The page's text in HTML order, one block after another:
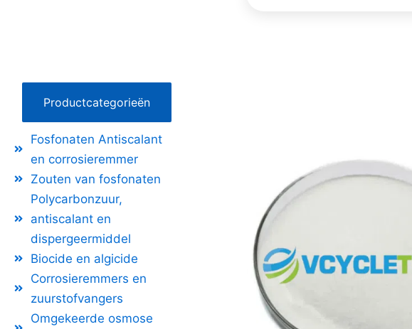
Productcategorieën
Fosfonaten Antiscalant
en corrosieremmer
Zouten van fosfonaten
Polycarbonzuur,
antiscalant en
dispergeermiddel
Biocide en algicide
Corrosieremmers en
zuurstofvangers
Omgekeerde osmose